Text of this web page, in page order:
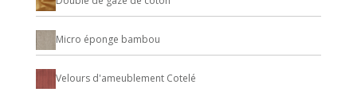
Micro éponge bambou
Velours d'ameublement Cotelé